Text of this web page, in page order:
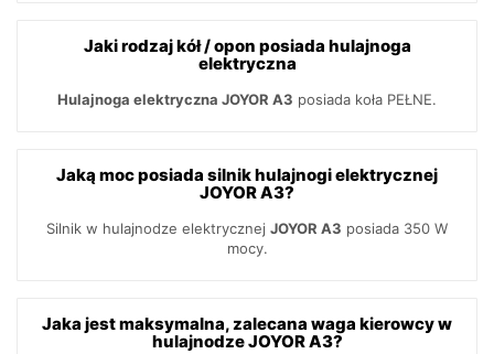
Jaki rodzaj kół / opon posiada hulajnoga
elektryczna
Hulajnoga elektryczna JOYOR A3 posiada koła PEŁNE.
Jaką moc posiada silnik hulajnogi elektrycznej
JOYOR A3?
Silnik w hulajnodze elektrycznej JOYOR A3 posiada 350 W
mocy.
Jaka jest maksymalna, zalecana waga kierowcy w
hulajnodze JOYOR A3?